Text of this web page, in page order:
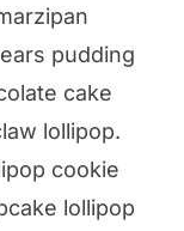
pudding
cake
lollipop.
cookie
lollipop